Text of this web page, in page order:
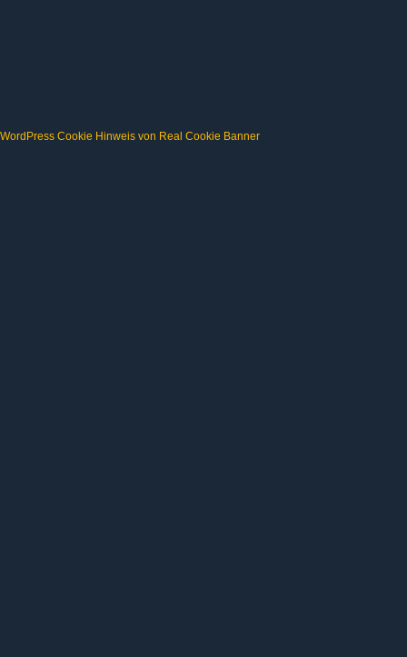
WordPress Cookie Hinweis von Real Cookie Banner